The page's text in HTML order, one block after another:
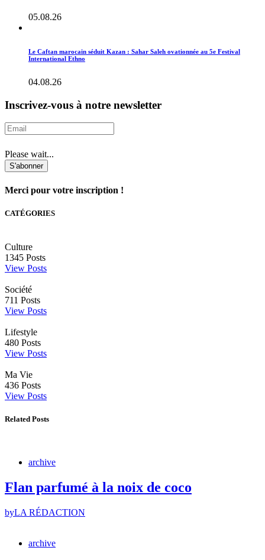
05.08.26
Le Caftan marocain séduit Kazan : Sahar Saleh ovationnée au 5e Festival
International Ethno
04.08.26
Inscrivez-vous à notre newsletter
Please wait...
S'abonner
Merci pour votre inscription !
CATÉGORIES
Culture
1345 Posts
View Posts
Société
711 Posts
View Posts
Lifestyle
480 Posts
View Posts
Ma Vie
436 Posts
View Posts
Related Posts
archive
Flan parfumé à la noix de coco
byLA RÉDACTION
archive